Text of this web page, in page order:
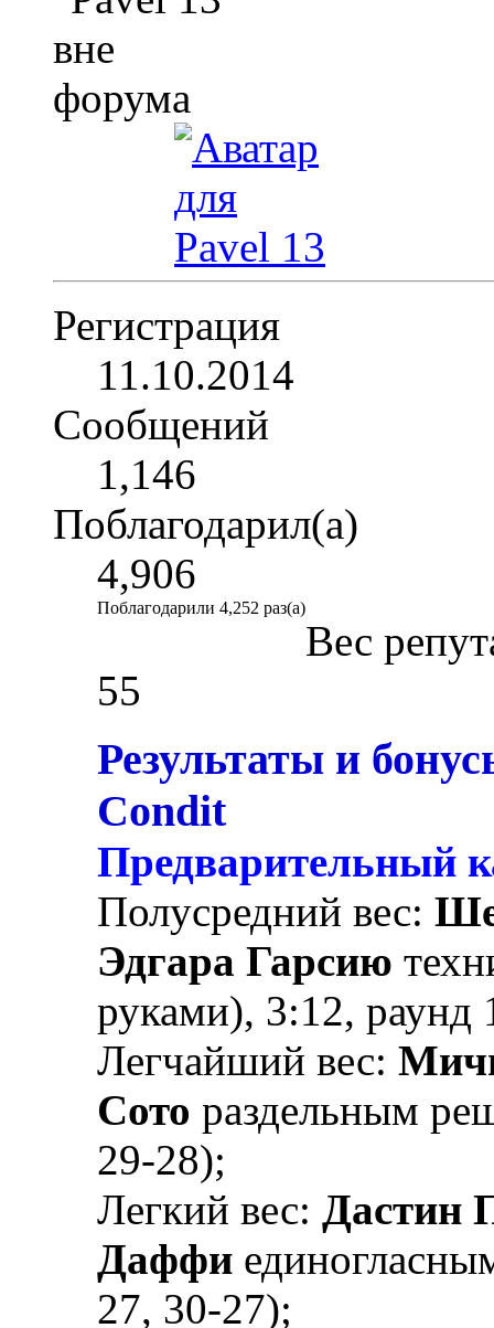
Регистрация
11.10.2014
Сообщений
1,146
Поблагодарил(а)
4,906
Поблагодарили 4,252 раз(а)
Вес
55
Результаты и
Condit
Предварительный
Полусредний вес:
Эдгара Гарсию
руками), 3:12, раунд
Легчайший вес:
Сото раздельным
29-28);
Легкий вес: Дастин
Даффи
27, 30-27);